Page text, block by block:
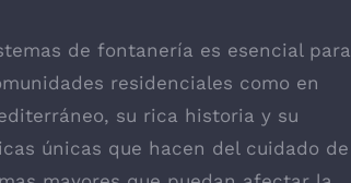
de fontanería es esencial para
residenciales como en
su rica historia y su
únicas que hacen del cuidado de